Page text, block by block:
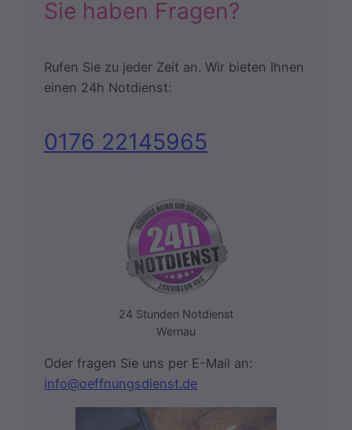
Sie haben Fragen?
Rufen Sie zu jeder Zeit an. Wir bieten Ihnen
einen 24h Notdienst:
0176 22145965
24 Stunden Notdienst
Wernau
Oder fragen Sie uns per E-Mail an:
info@oeffnungsdienst.de